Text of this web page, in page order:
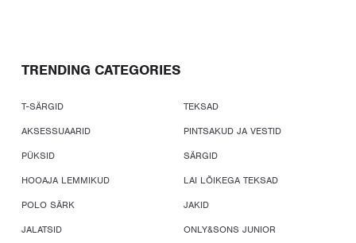
TRENDING CATEGORIES
T-SÄRGID
TEKSAD
AKSESSUAARID
PINTSAKUD JA VESTID
PÜKSID
SÄRGID
HOOAJA LEMMIKUD
LAI LÕIKEGA TEKSAD
POLO SÄRK
JAKID
JALATSID
ONLY&SONS JUNIOR